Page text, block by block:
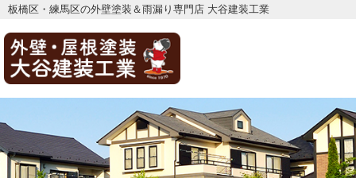
板橋区・練馬区の外壁塗装＆雨漏り専門店 大谷建装工業